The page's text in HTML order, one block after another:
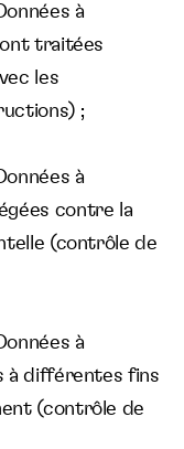
à
traitées
les
;
à
contre la
(contrôle de
à
à différentes fins
(contrôle de